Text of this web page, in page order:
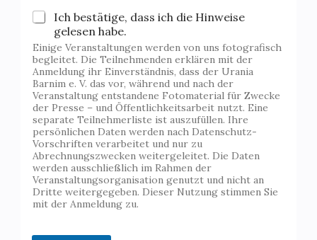
Ich bestätige, dass ich die Hinweise
gelesen habe.
Einige Veranstaltungen werden von uns fotografisch
begleitet. Die Teilnehmenden erklären mit der
Anmeldung ihr Einverständnis, dass der Urania
Barnim e. V. das vor, während und nach der
Veranstaltung entstandene Fotomaterial für Zwecke
der Presse – und Öffentlichkeitsarbeit nutzt. Eine
separate Teilnehmerliste ist auszufüllen. Ihre
persönlichen Daten werden nach Datenschutz-
Vorschriften verarbeitet und nur zu
Abrechnungszwecken weitergeleitet. Die Daten
werden ausschließlich im Rahmen der
Veranstaltungsorganisation genutzt und nicht an
Dritte weitergegeben. Dieser Nutzung stimmen Sie
mit der Anmeldung zu.